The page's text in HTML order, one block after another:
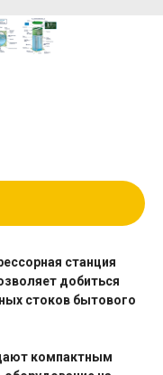
станция
добиться
стоков бытового
компактным